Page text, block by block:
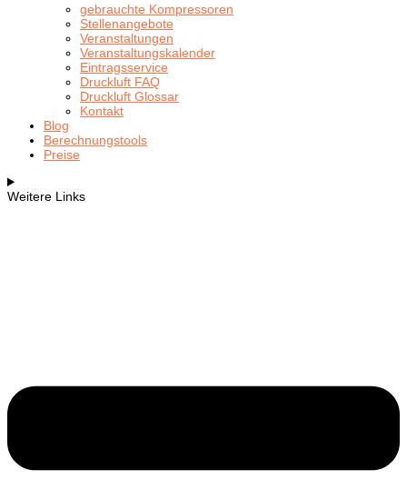
gebrauchte Kompressoren
Stellenangebote
Veranstaltungen
Veranstaltungskalender
Eintragsservice
Druckluft FAQ
Druckluft Glossar
Kontakt
Blog
Berechnungstools
Preise
Weitere Links